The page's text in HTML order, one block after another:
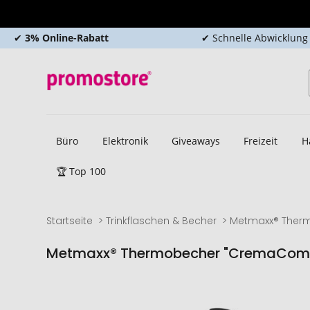
✔ 3% Online-Rabatt ✔ Schnelle Abwicklung
Büro Elektronik Giveaways Freizeit
🏆 Top 100
Startseite Trinkflaschen & Becher Metmaxx®
Metmaxx® Thermobecher